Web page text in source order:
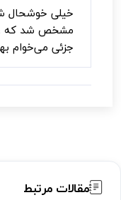
خیلی خوشحال
مشخص شد که
جزئی می‌خوام
مقالات مرتبط